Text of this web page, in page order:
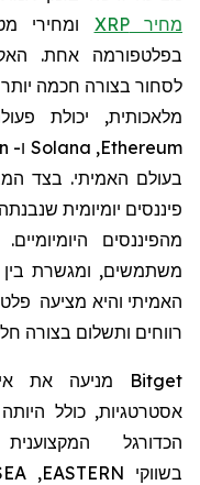
מחיר XRP
ומחירי
בפלטפורמה אחת.
לסחור בצורה חכמה
מלאכותית, יכולת
Ethereum
,
Solana ו-
בעולם האמיתי. בצד
פיננסים יומיומית
מהפיננסים
משתמשים, ומגשרת בין
האמיתי והיא מציעה
רווחים ותשלום בצורה
Bitget מניעה את
אסטרטגיות, כולל
הכדורגל המקצוענית
בשווקי EASTERN
,